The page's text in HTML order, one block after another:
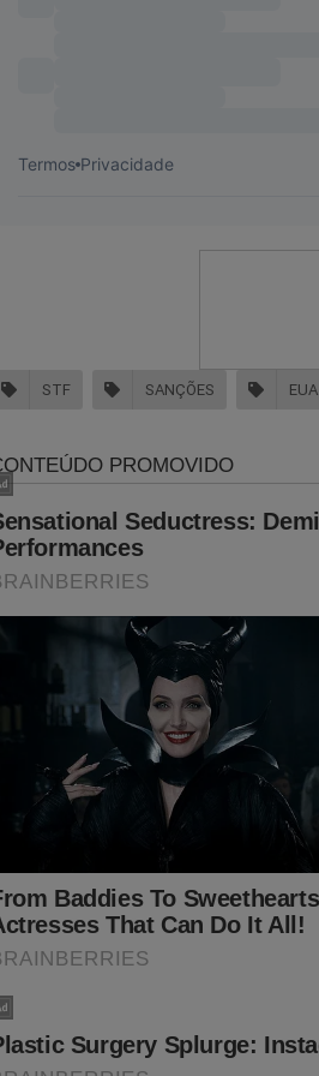
O próprio Bolsonaro já conhece o livro:
STF SANÇÕES EUA